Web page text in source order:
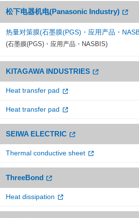
松下电器机电(Panasonic Industry)
热量对策膜(石墨膜(PGS)・应用产品・
(石墨膜(PGS)・应用产品・NASBIS)
KITAGAWA INDUSTRIES
Heat transfer pad
Heat transfer pad
SEIWA ELECTRIC
Thermal conductive sheet
ThreeBond
Heat dissipation